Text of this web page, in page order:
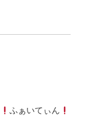
ふぁいてぃん